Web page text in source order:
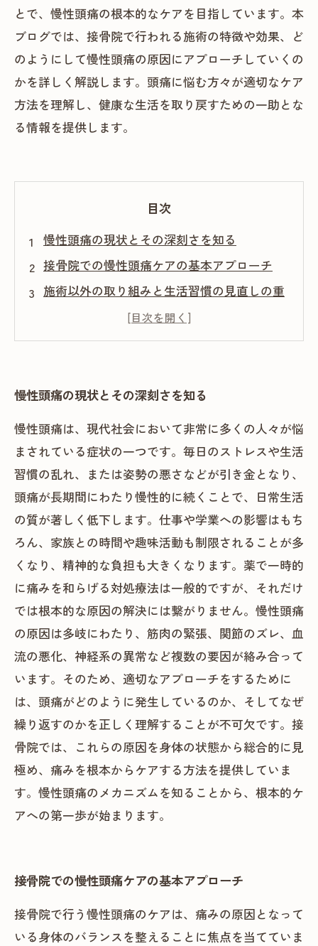
とで、慢性頭痛の根本的なケアを目指しています。本
ブログでは、接骨院で行われる施術の特徴や効果、ど
のようにして慢性頭痛の原因にアプローチしていくの
かを詳しく解説します。頭痛に悩む方々が適切なケア
方法を理解し、健康な生活を取り戻すための一助とな
る情報を提供します。
目次
慢性頭痛の現状とその深刻さを知る
接骨院での慢性頭痛ケアの基本アプローチ
施術以外の取り組みと生活習慣の見直しの重
実際の施術効果と患者の声から学ぶケアの実
将来に向けた慢性頭痛ケアの展望とまとめ
慢性頭痛の現状とその深刻さを知る
慢性頭痛は、現代社会において非常に多くの人々が悩
まされている症状の一つです。毎日のストレスや生活
習慣の乱れ、または姿勢の悪さなどが引き金となり、
頭痛が長期間にわたり慢性的に続くことで、日常生活
の質が著しく低下します。仕事や学業への影響はもち
ろん、家族との時間や趣味活動も制限されることが多
くなり、精神的な負担も大きくなります。薬で一時的
に痛みを和らげる対処療法は一般的ですが、それだけ
では根本的な原因の解決には繋がりません。慢性頭痛
の原因は多岐にわたり、筋肉の緊張、関節のズレ、血
流の悪化、神経系の異常など複数の要因が絡み合って
います。そのため、適切なアプローチをするために
は、頭痛がどのように発生しているのか、そしてなぜ
繰り返すのかを正しく理解することが不可欠です。接
骨院では、これらの原因を身体の状態から総合的に見
極め、痛みを根本からケアする方法を提供していま
す。慢性頭痛のメカニズムを知ることから、根本的ケ
アへの第一歩が始まります。
接骨院での慢性頭痛ケアの基本アプローチ
接骨院で行う慢性頭痛のケアは、痛みの原因となって
いる身体のバランスを整えることに焦点を当てていま